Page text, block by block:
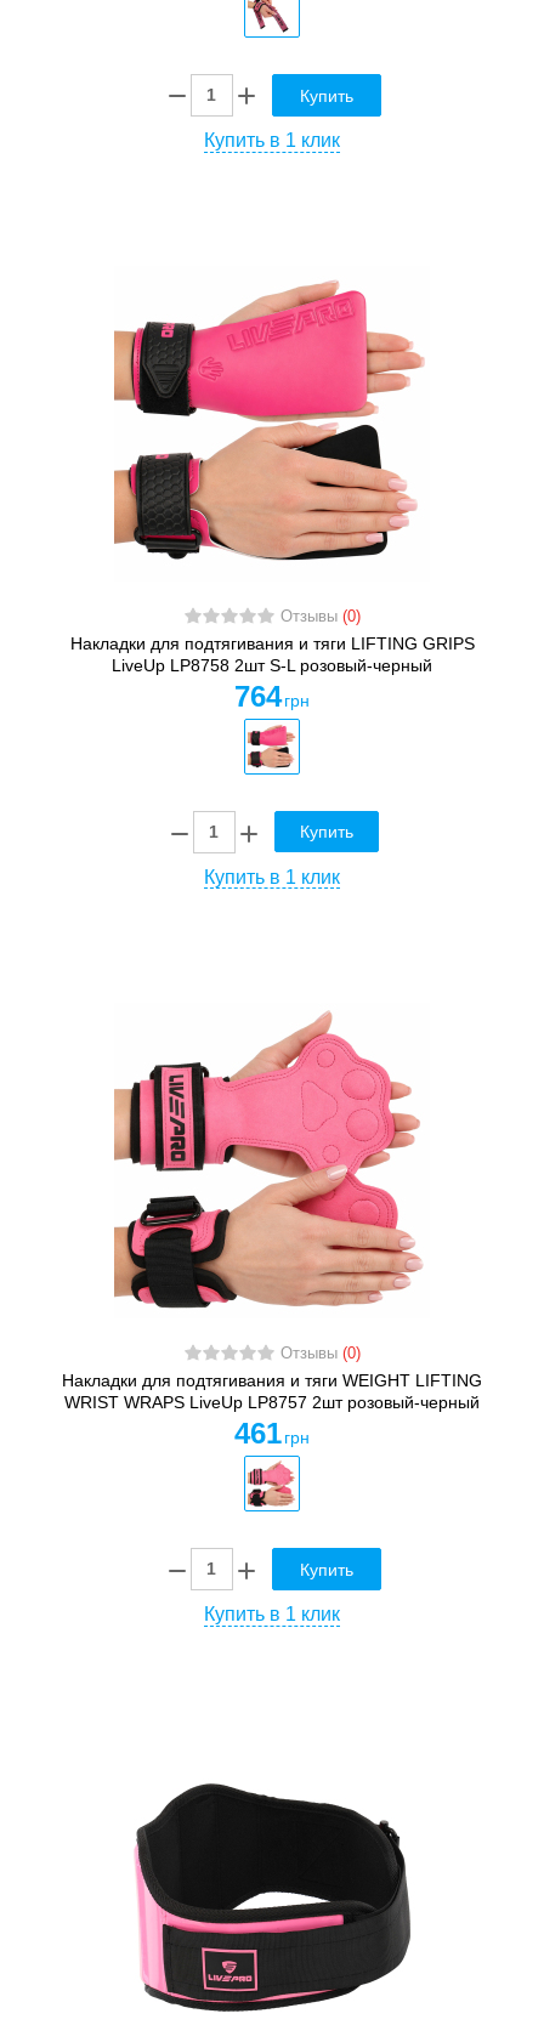
Купить
Купить в 1 клик
Отзывы (0)
Накладки для подтягивания и тяги LIFTING GRIPS
LiveUp LP8758 2шт S-L розовый-черный
764 грн
Купить
Купить в 1 клик
Отзывы (0)
Накладки для подтягивания и тяги WEIGHT LIFTING
WRIST WRAPS LiveUp LP8757 2шт розовый-черный
461 грн
Купить
Купить в 1 клик